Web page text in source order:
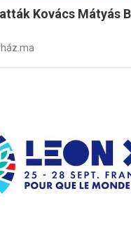
Kovács Mátyás